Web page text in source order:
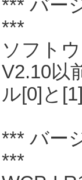
*** バー
***
ソフト
V2.10以
ル[0]と
*** バー
***